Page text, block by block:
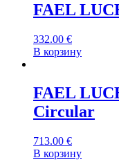
FAEL
332.00 €
В корзину
FAEL
Circular
713.00 €
В корзину